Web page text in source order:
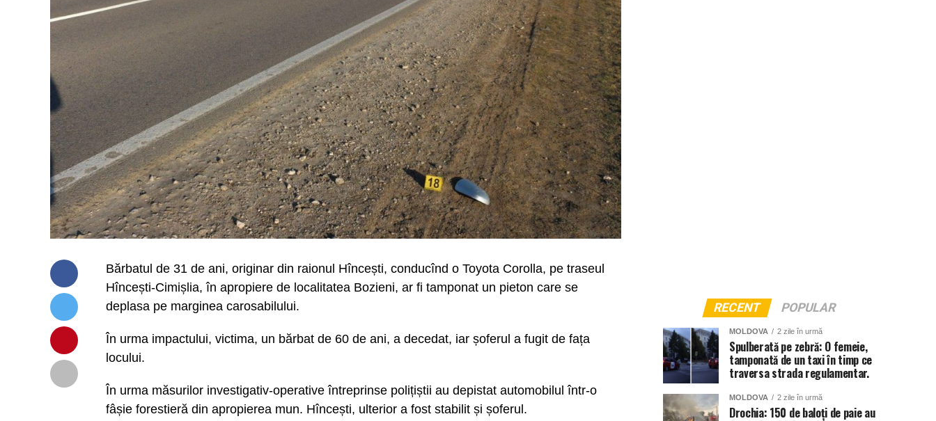
Bărbatul de 31 de ani, originar din raionul Hîncești, conducînd o Toyota Corolla, pe traseul
Hîncești-Cimișlia, în apropiere de localitatea Bozieni, ar fi tamponat un pieton care se
deplasa pe marginea carosabilului.
În urma impactului, victima, un bărbat de 60 de ani, a decedat, iar șoferul a fugit de fața
locului.
În urma măsurilor investigativ-operative întreprinse polițiștii au depistat automobilul într-o
fâșie forestieră din apropierea mun. Hîncești, ulterior a fost stabilit și șoferul.
RECENT POPULAR
MOLDOVA 2 zile în urmă
Spulberată pe zebră: O femeie,
tamponată de un taxi în timp ce
traversa strada regulamentar.
MOLDOVA 2 zile în urmă
Drochia: 150 de baloți de paie au